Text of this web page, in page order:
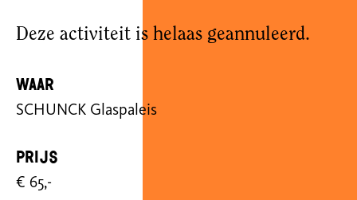
Deze activiteit is helaas geannuleerd.
Waar
SCHUNCK Glaspaleis
Prijs
€ 65,-